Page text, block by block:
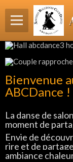
Page d'accueil
Informations
Agenda
Contact
Login membre
Bienvenue
ABCDance !
La danse de
moment de
Envie de
rire et de
ambiance